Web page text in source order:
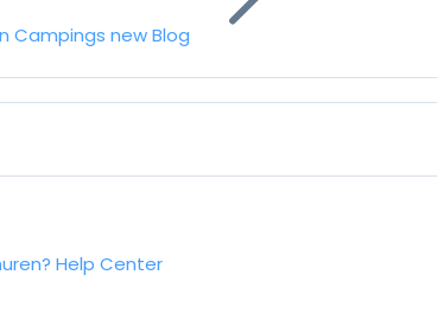
Campings newBlog
Help Center